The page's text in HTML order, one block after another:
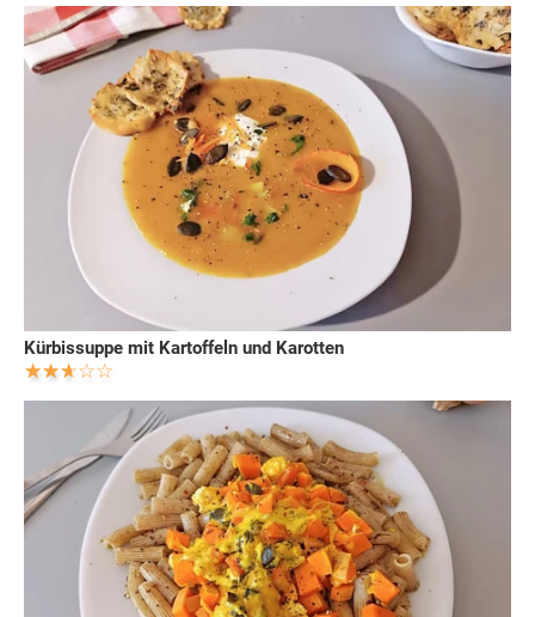
Kürbissuppe mit Kartoffeln und Karotten